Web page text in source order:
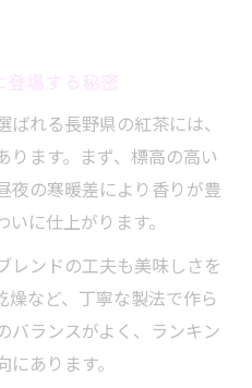
れる長野県の紅茶には、
ります。まず、標高の高い
夜の寒暖差により香りが豊
に仕上がります。
レンドの工夫も美味しさを
など、丁寧な製法で作ら
バランスがよく、ランキン
あります。